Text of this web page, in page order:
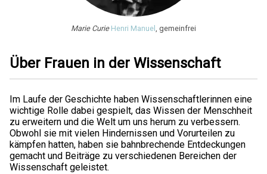
Marie Curie Henri Manuel , gemeinfrei
Über Frauen in der Wissenschaft
Im Laufe der Geschichte haben Wissenschaftlerinnen eine
wichtige Rolle dabei gespielt, das Wissen der Menschheit
zu erweitern und die Welt um uns herum zu verbessern.
Obwohl sie mit vielen Hindernissen und Vorurteilen zu
kämpfen hatten, haben sie bahnbrechende Entdeckungen
gemacht und Beiträge zu verschiedenen Bereichen der
Wissenschaft geleistet.